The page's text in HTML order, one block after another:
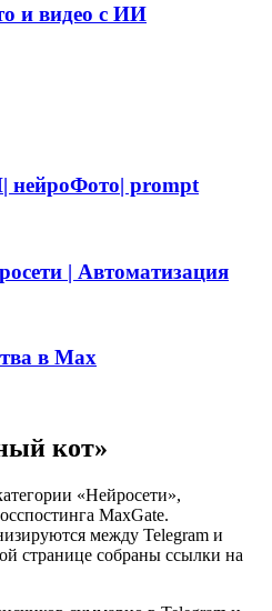
и видео с ИИ
prompt
| Автоматизация
в Max
кот»
«Нейросети»,
MaxGate.
между Telegram и
странице собраны ссылки на